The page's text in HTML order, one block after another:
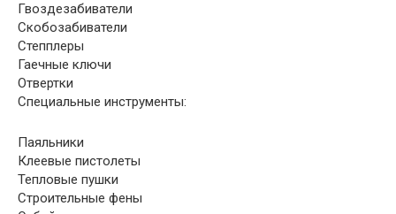
Гвоздезабиватели
Скобозабиватели
Степплеры
Гаечные ключи
Отвертки
Специальные инструменты:
Паяльники
Клеевые пистолеты
Тепловые пушки
Строительные фены